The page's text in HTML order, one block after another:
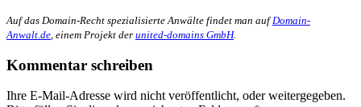
Auf das Domain-Recht spezialisierte Anwälte findet man auf Domain-
Anwalt.de , einem Projekt der united-domains GmbH.
Kommentar schreiben
Ihre E-Mail-Adresse wird nicht veröffentlicht, oder weitergegeben.